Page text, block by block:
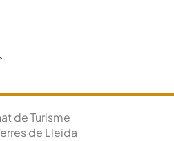
de Turisme
de Lleida